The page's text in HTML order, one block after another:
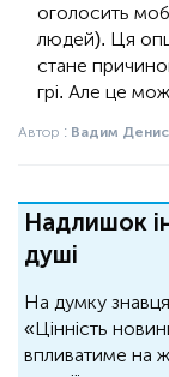
оголосить
людей). Ця
стане
грі. Але це
Автор : Вадим
Надлишок
душі
На думку
«Цінність
впливатиме на